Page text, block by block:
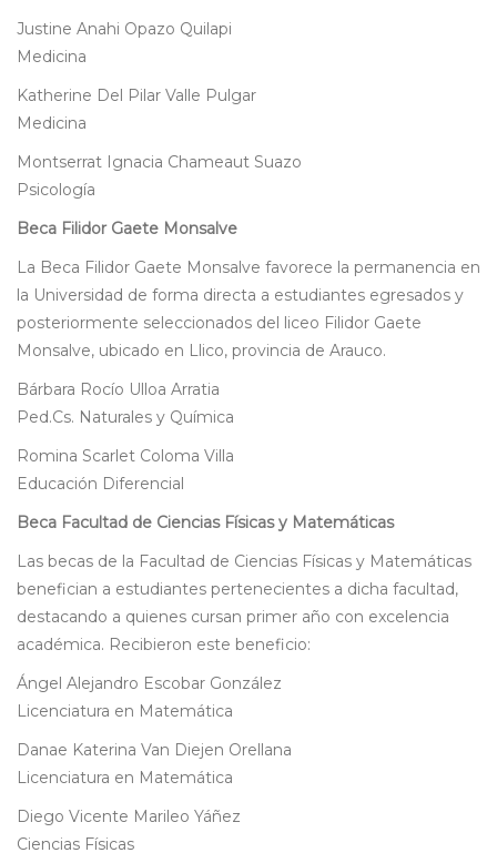
Justine Anahi Opazo Quilapi
Medicina
Katherine Del Pilar Valle Pulgar
Medicina
Montserrat Ignacia Chameaut Suazo
Psicología
Beca Filidor Gaete Monsalve
La Beca Filidor Gaete Monsalve favorece la permanencia en
la Universidad de forma directa a estudiantes egresados y
posteriormente seleccionados del liceo Filidor Gaete
Monsalve, ubicado en Llico, provincia de Arauco.
Bárbara Rocío Ulloa Arratia
Ped.Cs. Naturales y Química
Romina Scarlet Coloma Villa
Educación Diferencial
Beca Facultad de Ciencias Físicas y Matemáticas
Las becas de la Facultad de Ciencias Físicas y Matemáticas
benefician a estudiantes pertenecientes a dicha facultad,
destacando a quienes cursan primer año con excelencia
académica. Recibieron este beneficio:
Ángel Alejandro Escobar González
Licenciatura en Matemática
Danae Katerina Van Diejen Orellana
Licenciatura en Matemática
Diego Vicente Marileo Yáñez
Ciencias Físicas